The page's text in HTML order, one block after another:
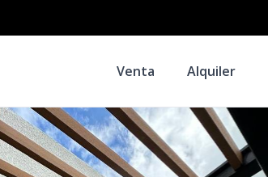
Venta Alquiler